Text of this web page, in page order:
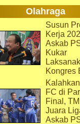
Olahraga
Susun
Kerja
Askab
Kukar
Kongres
FC di
Final,
Juara
Askab